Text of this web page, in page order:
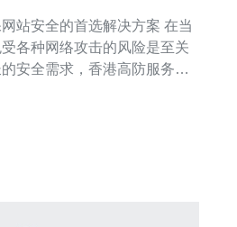
安全的首选解决方案 在当
各种网络攻击的风险是至关
安全需求，香港高防服务器
靠的在线运行。 香港高